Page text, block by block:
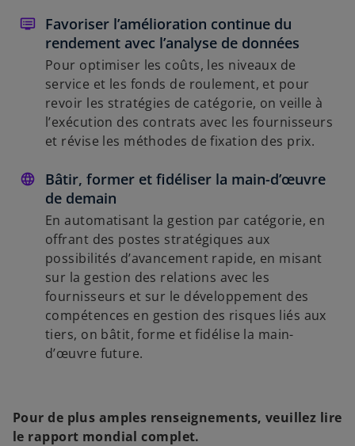
Favoriser l’amélioration continue du
rendement avec l’analyse de données
Pour optimiser les coûts, les niveaux de
service et les fonds de roulement, et pour
revoir les stratégies de catégorie, on veille à
l’exécution des contrats avec les fournisseurs
et révise les méthodes de fixation des prix.
Bâtir, former et fidéliser la main-d’œuvre
de demain
En automatisant la gestion par catégorie, en
offrant des postes stratégiques aux
possibilités d’avancement rapide, en misant
sur la gestion des relations avec les
fournisseurs et sur le développement des
compétences en gestion des risques liés aux
tiers, on bâtit, forme et fidélise la main-
d’œuvre future.
Pour de plus amples renseignements, veuillez lire
le rapport mondial complet.
u
v